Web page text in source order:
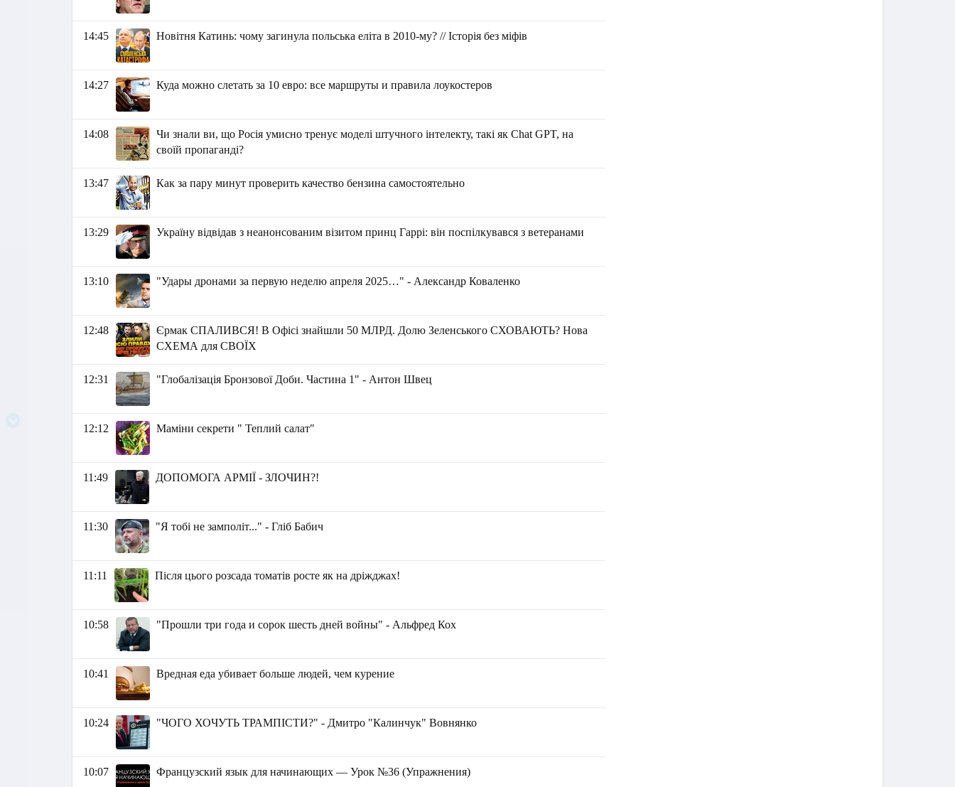
14:45 Новітня Катинь: чому загинула польська еліта в 2010-му? // Історія без міфів
14:27 Куда можно слетать за 10 евро: все маршруты и правила лоукостеров
14:08
Чи знали ви, що Росія умисно тренує моделі штучного інтелекту, такі як Chat GPT, на
своїй пропаганді?
13:47 Как за пару минут проверить качество бензина самостоятельно
13:29 Україну відвідав з неанонсованим візитом принц Гаррі: він поспілкувався з ветеранами
13:10 "Удары дронами за первую неделю апреля 2025…" - Александр Коваленко
12:48
Єрмак СПАЛИВСЯ! В Офісі знайшли 50 МЛРД. Долю Зеленського СХОВАЮТЬ? Нова
СХЕМА для СВОЇХ
12:31 "Глобалізація Бронзової Доби. Частина 1" - Антон Швец
12:12 Маміни секрети " Теплий салат"
11:49 ДОПОМОГА АРМІЇ - ЗЛОЧИН?!
11:30 "Я тобі не замполіт..." - Гліб Бабич
11:11 Після цього розсада томатів росте як на дріжджах!
10:58 "Прошли три года и сорок шесть дней войны" - Альфред Кох
10:41 Вредная еда убивает больше людей, чем курение
10:24 "ЧОГО ХОЧУТЬ ТРАМПІСТИ?" - Дмитро "Калинчук" Вовнянко
10:07 Французский язык для начинающих — Урок №36 (Упражнения)